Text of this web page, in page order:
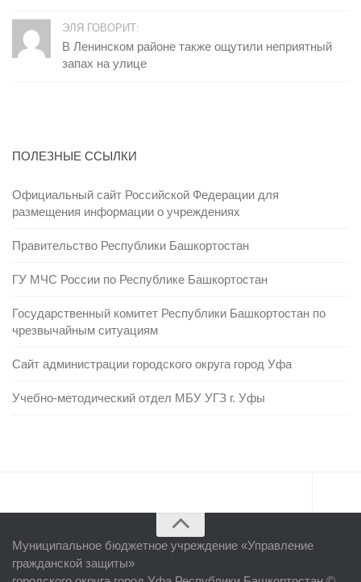
ЭЛЯ ГОВОРИТ:
В Ленинском районе также ощутили неприятный
запах на улице
ПОЛЕЗНЫЕ ССЫЛКИ
Официальный сайт Российской Федерации для
размещения информации о учреждениях
Правительство Республики Башкортостан
ГУ МЧС России по Республике Башкортостан
Государственный комитет Республики Башкортостан по
чрезвычайным ситуациям
Сайт администрации городского округа город Уфа
Учебно-методический отдел МБУ УГЗ г. Уфы
Об учреждении
Муниципальное бюджетное учреждение «Управление
гражданской защиты»